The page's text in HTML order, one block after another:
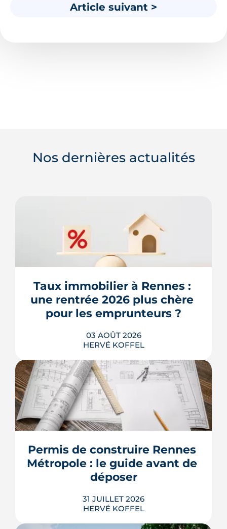
Article suivant >
Nos dernières actualités
Taux immobilier à Rennes :
une rentrée 2026 plus chère
pour les emprunteurs ?
03 AOÛT 2026
HERVÉ KOFFEL
Les taux de crédit se sont stabilisés cet
été, mais au-dessus de leur niveau du
printemps. À Rennes, la hausse des prix
resserrent le budget des acheteurs à la
rentrée 2026.
LIRE L'ARTICLE
Permis de construire Rennes
Métropole : le guide avant de
déposer
31 JUILLET 2026
HERVÉ KOFFEL